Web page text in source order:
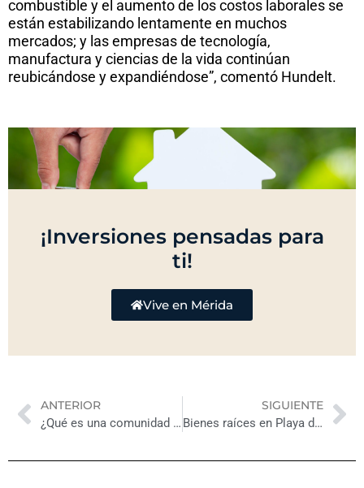
combustible y el aumento de los costos laborales se
están estabilizando lentamente en muchos
mercados; y las empresas de tecnología,
manufactura y ciencias de la vida continúan
reubicándose y expandiéndose”, comentó Hundelt.
¡Inversiones pensadas para
ti!
Vive en Mérida
Previo
ANTERIOR
¿Qué es una comunidad planeada y por qué vivir en ella?
SIGUIENTE
Bienes raíces en Playa del Carmen, ¿por qué invertir?